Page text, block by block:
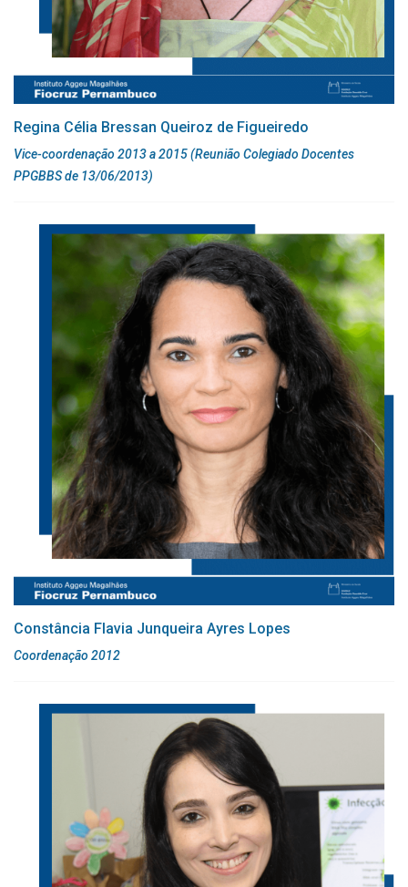
Regina Célia Bressan Queiroz de Figueiredo
Vice-coordenação 2013 a 2015 (Reunião Colegiado Docentes
PPGBBS de 13/06/2013)
Constância Flavia Junqueira Ayres Lopes
Coordenação 2012